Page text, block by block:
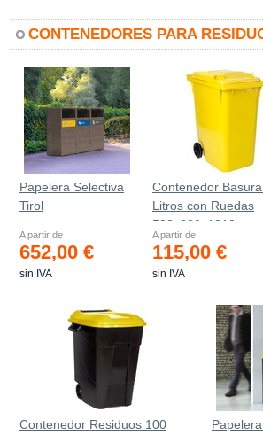
CONTENEDORES PARA
Papelera Selectiva
Tirol
A partir de
652,00 €
sin IVA
Contenedor
Litros con Ruedas
583x880x1010 mm
A partir de
115,00 €
sin IVA
Contenedor Residuos 100